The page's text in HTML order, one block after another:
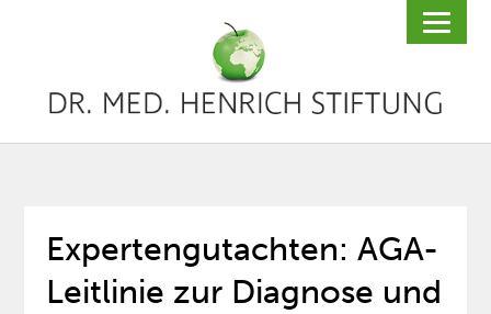
Expertengutachten: AGA-
Leitlinie zur Diagnose und